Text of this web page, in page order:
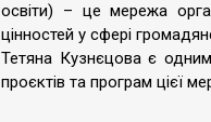
освіти) – це мережа
цінностей у сфері
Тетяна Кузнєцова є одним
проєктів та програм цієї